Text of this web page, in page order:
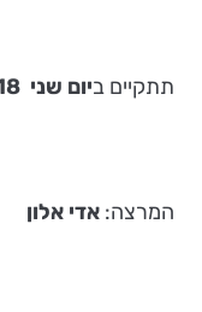
תתקיים ביום שני 26.3.2018
המרצה: אדי אלון